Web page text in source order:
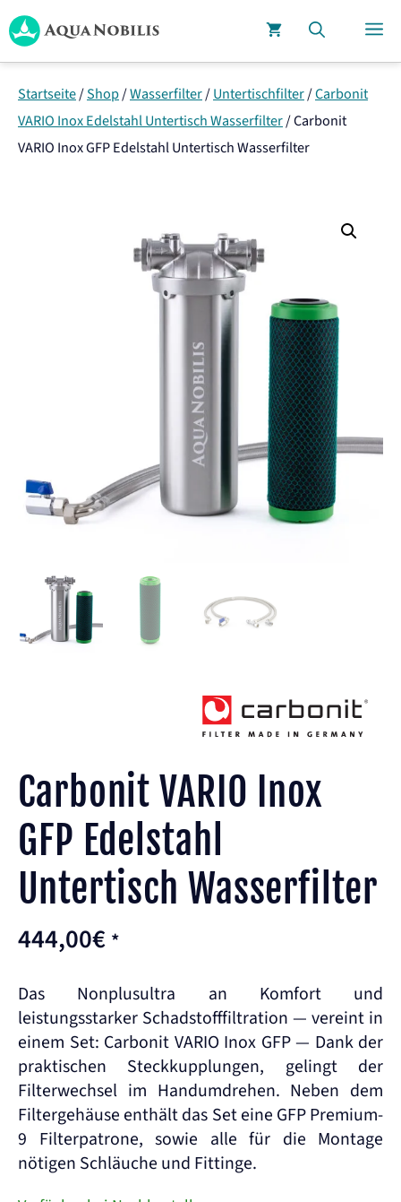
Zum
Inhalt
springen
Startseite/Shop/Wasserfilter/Untertischfilter/Carbonit
VARIO Inox Edelstahl Untertisch Wasserfilter/Carbonit
VARIO Inox GFP Edelstahl Untertisch Wasserfilter
Carbonit VARIO Inox
GFP Edelstahl
Untertisch Wasserfilter
444,00€ *
Das Nonplusultra an Komfort und
leistungsstarker Schadstofffiltration — vereint in
einem Set: Carbonit VARIO Inox GFP — Dank der
praktischen Steckkupplungen, gelingt der
Filterwechsel im Handumdrehen. Neben dem
Filtergehäuse enthält das Set eine GFP Premium-
9 Filterpatrone, sowie alle für die Montage
nötigen Schläuche und Fittinge.